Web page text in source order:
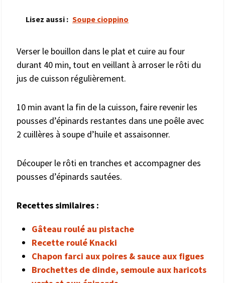
Lisez aussi : Soupe cioppino
Verser le bouillon dans le plat et cuire au four
durant 40 min, tout en veillant à arroser le rôti du
jus de cuisson régulièrement.
10 min avant la fin de la cuisson, faire revenir les
pousses d’épinards restantes dans une poêle avec
2 cuillères à soupe d’huile et assaisonner.
Découper le rôti en tranches et accompagner des
pousses d’épinards sautées.
Recettes similaires :
Gâteau roulé au pistache
Recette roulé Knacki
Chapon farci aux poires & sauce aux figues
Brochettes de dinde, semoule aux haricots